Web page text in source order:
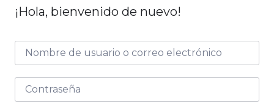
¡Hola, bienvenido de nuevo!
Pinza Coge Pajuelas